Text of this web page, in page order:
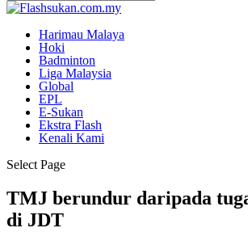
Harimau Malaya
Hoki
Badminton
Liga Malaysia
Global
EPL
E-Sukan
Ekstra Flash
Kenali Kami
Select Page
TMJ berundur daripada
di JDT